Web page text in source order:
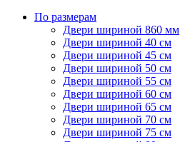
По размерам
Двери шириной 860 мм
Двери шириной 40 см
Двери шириной 45 см
Двери шириной 50 см
Двери шириной 55 см
Двери шириной 60 см
Двери шириной 65 см
Двери шириной 70 см
Двери шириной 75 см